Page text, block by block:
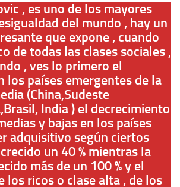
, es uno de los mayores
del mundo , hay un
que expone , cuando
de todas las clases sociales ,
, ves lo primero el
los países emergentes de la
(China,Sudeste
India ) el decrecimiento
y bajas en los países
adquisitivo según ciertos
un 40 % mientras la
más de un 100 % y el
los ricos o clase alta , de los